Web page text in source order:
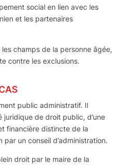
social en lien avec les
et les partenaires
champs de la personne âgée,
contre les exclusions.
public administratif. Il
juridique de droit public, d’une
financière distincte de la
par un conseil d’administration.
droit par le maire de la